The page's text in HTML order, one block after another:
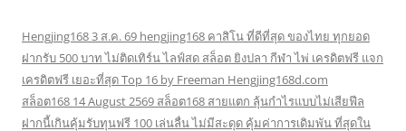
Hengjing168 3 ส.ค. 69 hengjing168 คาสิโน ที่ดีที่สุด ของไทย ทุกยอด
ฝากรับ 500 บาท ไม่ติดเทิร์น ไลฟ์สด สล็อต ยิงปลา กีฬา ไพ่ เครดิตฟรี แจก
เครดิตฟรี เยอะที่สุด Top 16 by Freeman Hengjing168d.com
สล็อต168 14 August 2569 สล็อต168 สายแตก ลุ้นกำไรแบบไม่เสียฟีล
ฝากนี้เกินคุ้มรับทุนฟรี 100 เล่นลื่น ไม่มีสะดุด คุ้มค่าการเดิมพัน ที่สุดใน